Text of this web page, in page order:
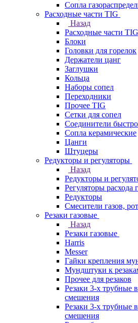
Сопла
Расходные части TIG
Назад
Расходные части TIG
Блоки
Головки для горелок
Держатели цанг
Заглушки
Кольца
Наборы сопел
Переходники
Прочее TIG
Сетки для сопел
Соединители
Сопла керамические
Цанги
Штуцеры
Редукторы и регуляторы
Назад
Редукторы и
Регуляторы расхода
Редукторы
Смесители газов,
Резаки газовые
Назад
Резаки газовые
Harris
Messer
Гайки крепления
Мундштуки к
Прочее для резаков
Резаки 3-х трубные
смешения
Резаки 3-х трубные
смешения